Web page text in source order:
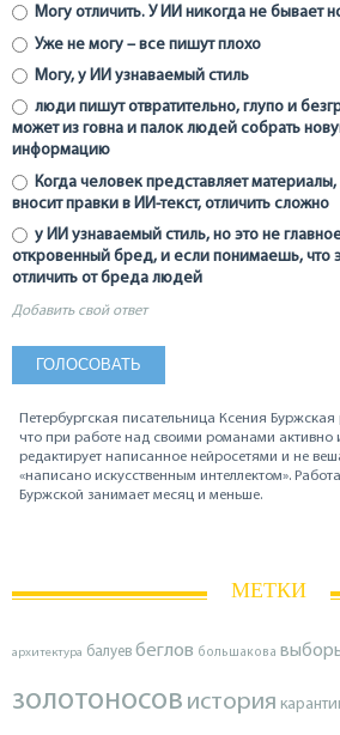
Могу отличить. У ИИ никогда не бывает
Уже не могу – все пишут плохо
Могу, у ИИ узнаваемый стиль
люди пишут отвратительно, глупо и
может из говна и палок людей собрать
информацию
Когда человек представляет
вносит правки в ИИ-текст, отличить сложно
у ИИ узнаваемый стиль, но это не
откровенный бред, и если понимаешь, что
отличить от бреда людей
Добавить свой ответ
Петербургская писательница Ксения
что при работе над своими романами активно
редактирует написанное нейросетями и не
«написано искусственным интеллектом».
Буржской занимает месяц и меньше.
МЕТКИ
архитектура балуев беглов большакова
золотоносов история